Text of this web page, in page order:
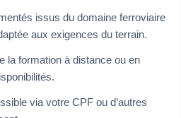
issus du domaine ferroviaire
aux exigences du terrain.
la formation à distance ou en
via votre CPF ou d’autres